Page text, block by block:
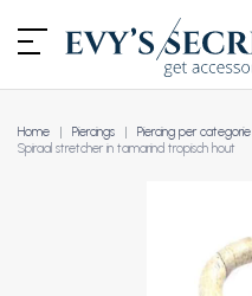
Home Piercings Piercing per categorie
Spiraal stretcher in tamarind tropisch hout